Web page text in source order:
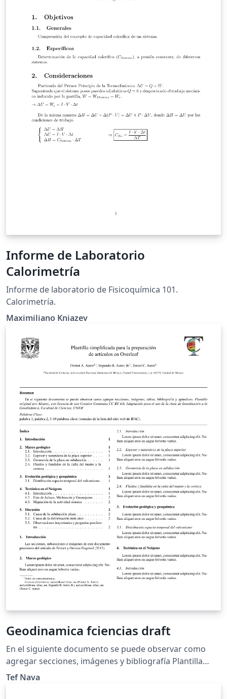
Informe de Laboratorio
Calorimetría
Informe de laboratorio de Fisicoquímica 101.
Calorimetría.
Maximiliano Kniazev
Geodinamica fciencias draft
En el siguiente documento se puede observar como
agregar secciones, imágenes y bibliografía Plantilla
original por Alvarez, con licencia de uso Creative
Tef Nava